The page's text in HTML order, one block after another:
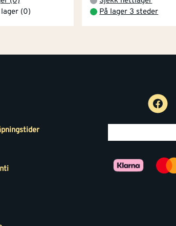
(0)
På lager 3 steder